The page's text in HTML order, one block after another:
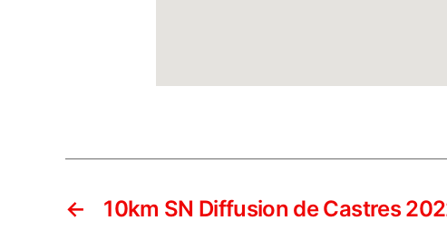
← 10km SN Diffusion de Castres